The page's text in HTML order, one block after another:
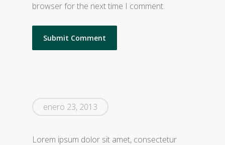
browser for the next time I comment.
enero 23, 2013
Lorem ipsum dolor sit amet, consectetur